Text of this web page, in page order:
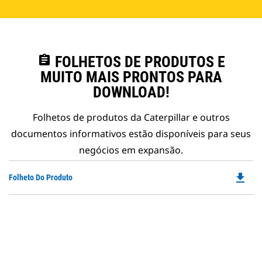
assignment FOLHETOS DE PRODUTOS E
MUITO MAIS PRONTOS PARA
DOWNLOAD!
Folhetos de produtos da Caterpillar e outros
documentos informativos estão disponíveis para seus
negócios em expansão.
Folheto Do Produto file_download